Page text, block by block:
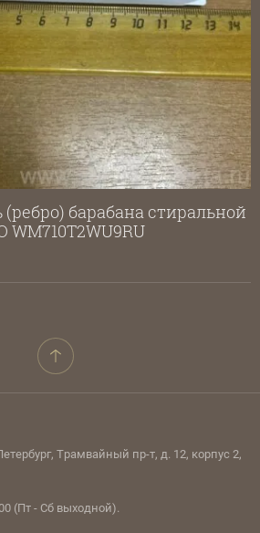
(ребро) барабана стиральной
Трамвайный пр-т, д. 12, корпус 2,
(Пт - Сб выходной).